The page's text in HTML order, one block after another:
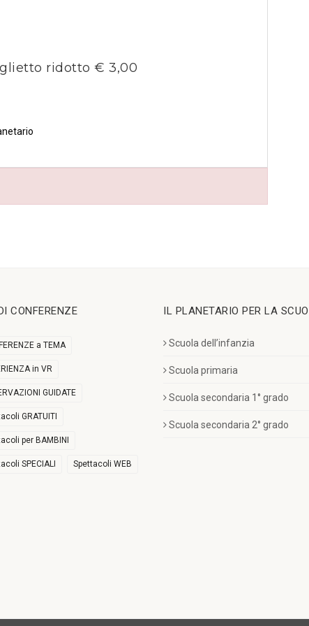
ridotto € 3,00
CONFERENZE
a TEMA
in VR
GUIDATE
GRATUITI
per BAMBINI
SPECIALI Spettacoli WEB
IL PLANETARIO PER LA
Scuola dell’infanzia
Scuola primaria
Scuola secondaria 1° grado
Scuola secondaria 2° grado